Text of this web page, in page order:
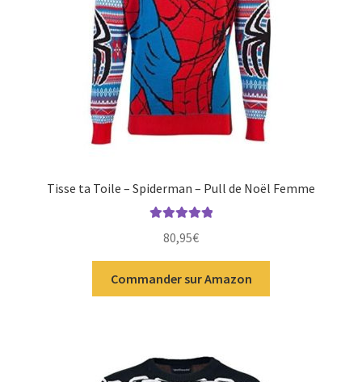
Tisse ta Toile – Spiderman – Pull de Noël Femme
5
80,95€
Commander sur Amazon